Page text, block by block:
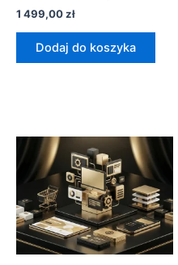
1 499,00zł
Dodaj do koszyka